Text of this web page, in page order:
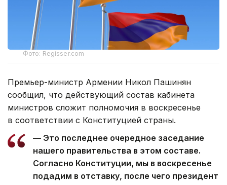
Фото: Regisser.com
Премьер-министр Армении Никол Пашинян
сообщил, что действующий состав кабинета
министров сложит полномочия в воскресенье
в соответствии с Конституцией страны.
— Это последнее очередное заседание
нашего правительства в этом составе.
Согласно Конституции, мы в воскресенье
подадим в отставку, после чего президент